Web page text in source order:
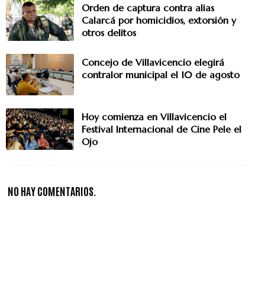
Orden de captura contra alias
Calarcá por homicidios, extorsión y
otros delitos
Concejo de Villavicencio elegirá
contralor municipal el 10 de agosto
Hoy comienza en Villavicencio el
Festival Internacional de Cine Pele el
Ojo
NO HAY COMENTARIOS.